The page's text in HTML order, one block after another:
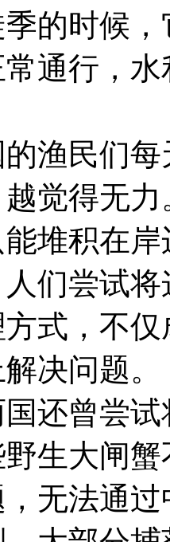
的时候
通行，
民们每
觉得无
堆积在
们尝试
式，不
决问题。
曾尝试
生大闸
无法通